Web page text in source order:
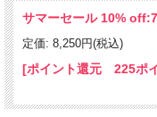
アメリカ製。
サマーセール 10% off:
定価: 8,250円(税込)
[ポイント還元 225ポ